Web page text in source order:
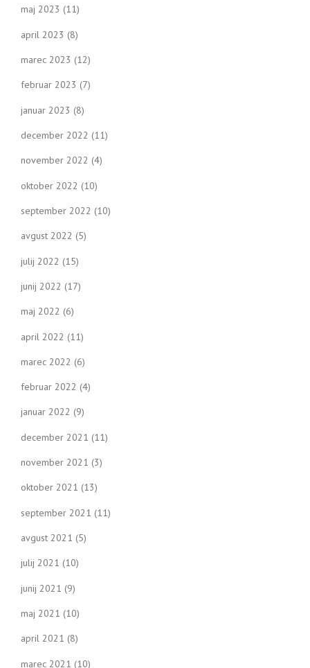
maj 2023 (11)
april 2023 (8)
marec 2023 (12)
februar 2023 (7)
januar 2023 (8)
december 2022 (11)
november 2022 (4)
oktober 2022 (10)
september 2022 (10)
avgust 2022 (5)
julij 2022 (15)
junij 2022 (17)
maj 2022 (6)
april 2022 (11)
marec 2022 (6)
februar 2022 (4)
januar 2022 (9)
december 2021 (11)
november 2021 (3)
oktober 2021 (13)
september 2021 (11)
avgust 2021 (5)
julij 2021 (10)
junij 2021 (9)
maj 2021 (10)
april 2021 (8)
marec 2021 (10)